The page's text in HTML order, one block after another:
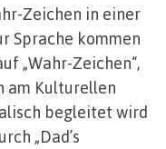
Zeichen in einer
Sprache kommen
„Wahr-Zeichen“,
am Kulturellen
begleitet wird
„Dad’s